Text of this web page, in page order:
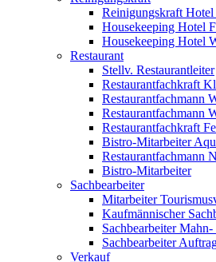
Reinigungskraft
Housekeeping Hotel
Housekeeping Hotel
Restaurant
Stellv. Restaurantleiter
Restaurantfachkraft
Restaurantfachmann
Restaurantfachmann
Restaurantfachkraft
Bistro-Mitarbeiter
Restaurantfachmann
Bistro-Mitarbeiter
Sachbearbeiter
Mitarbeiter
Kaufmännischer
Sachbearbeiter
Sachbearbeiter
Verkauf